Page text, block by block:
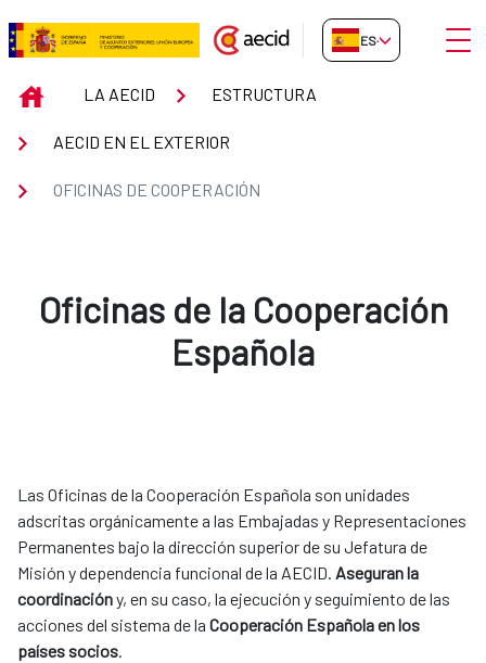
Saltar al contenido principal
Oficinas de Cooperación
ES-ES Abrir
INICIOLA AECID ESTRUCTURA
AECID EN EL EXTERIOR
OFICINAS DE COOPERACIÓN
Oficinas de la Cooperación
Española
Las Oficinas de la Cooperación Española son unidades
adscritas orgánicamente a las Embajadas y Representaciones
Permanentes bajo la dirección superior de su Jefatura de
Misión y dependencia funcional de la AECID. Aseguran la
coordinación y, en su caso, la ejecución y seguimiento de las
acciones del sistema de la Cooperación Española en los
países socios.